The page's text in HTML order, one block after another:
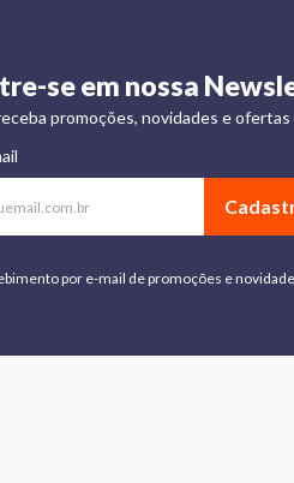
se em nossa
promoções, novidades e ofertas
por e-mail de promoções e